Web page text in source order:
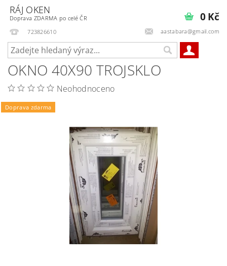
RÁJ OKEN
Doprava ZDARMA po celé ČR
723826610
aastabara@gmail.com
0 Kč
OKNO 40X90 TROJSKLO
Neohodnoceno
Doprava zdarma